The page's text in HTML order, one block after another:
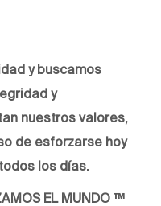
y buscamos
y
nuestros valores,
de esforzarse hoy
los días.
EL MUNDO ™